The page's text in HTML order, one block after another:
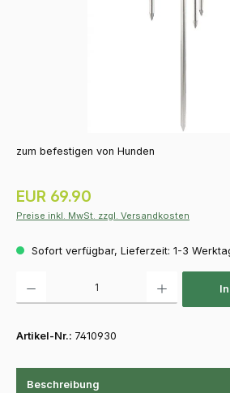
zum befestigen von Hunden
Regulärer Preis:
EUR 69.90
Preise inkl. MwSt. zzgl. Versandkosten
Sofort verfügbar, Lieferzeit: 1-3
Artikel-Nr.: 7410930
Beschreibung